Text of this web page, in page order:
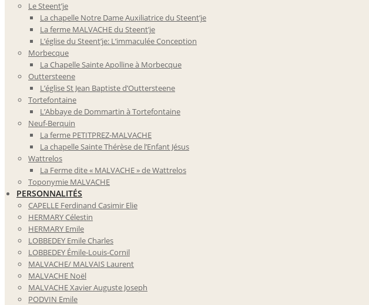
Le Steent’je
La chapelle Notre Dame Auxiliatrice du Steent’je
La ferme MALVACHE du Steent’je
L’église du Steent’je: L’immaculée Conception
Morbecque
La Chapelle Sainte Apolline à Morbecque
Outtersteene
L’église St Jean Baptiste d’Outtersteene
Tortefontaine
L’Abbaye de Dommartin à Tortefontaine
Neuf-Berquin
La ferme PETITPREZ-MALVACHE
La chapelle Sainte Thérèse de l’Enfant Jésus
Wattrelos
La Ferme dite « MALVACHE » de Wattrelos
Toponymie MALVACHE
PERSONNALITÉS
CAPELLE Ferdinand Casimir Elie
HERMARY Célestin
HERMARY Emile
LOBBEDEY Emile Charles
LOBBEDEY Émile-Louis-Cornil
MALVACHE/ MALVAIS Laurent
MALVACHE Noël
MALVACHE Xavier Auguste Joseph
PODVIN Emile